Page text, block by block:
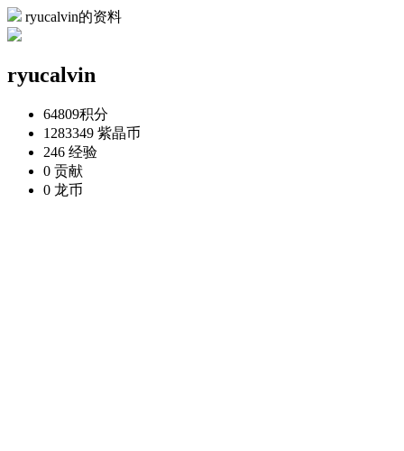
ryucalvin的资料
ryucalvin
64809积分
1283349 紫晶币
246 经验
0 贡献
0 龙币